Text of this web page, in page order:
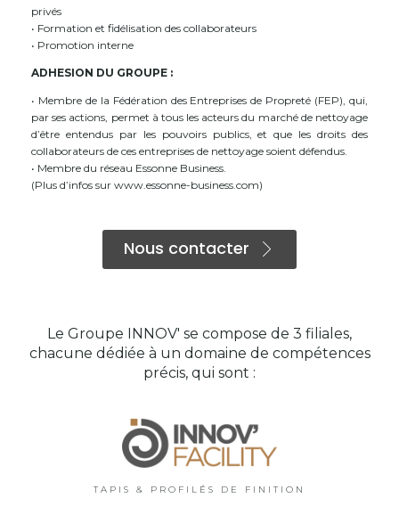
privés
• Formation et fidélisation des collaborateurs
• Promotion interne
ADHESION DU GROUPE :
• Membre de la Fédération des Entreprises de Propreté (FEP), qui,
par ses actions, permet à tous les acteurs du marché de nettoyage
d’être entendus par les pouvoirs publics, et que les droits des
collaborateurs de ces entreprises de nettoyage soient défendus.
• Membre du réseau Essonne Business.
(Plus d’infos sur www.essonne-business.com)
Nous contacter
Le Groupe INNOV' se compose de 3 filiales,
chacune dédiée à un domaine de compétences
précis, qui sont :
TAPIS & PROFILÉS DE FINITION